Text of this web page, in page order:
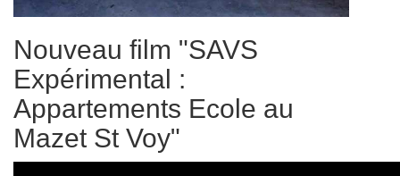
Nouveau film "SAVS
Expérimental :
Appartements Ecole au
Mazet St Voy"